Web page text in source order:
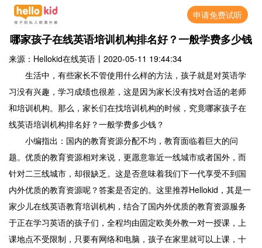
申请免费试听
哪家孩子在线英语培训机构排名好？一般学费多少钱
来源：Hellokid在线英语 丨 2020-05-11 19:44:34
生活中，有些家长不管使用什么样的方法，孩子就是对英语学
习没有兴趣，学习成绩也很差，这是因为家长没有找对合适的老师
和培训机构。那么，家长们在找培训机构的时候，究竟哪家孩子在
线英语培训机构排名好？一般学费多少钱？
小编指出：国内的教育资源分配不均，教育面临着巨大的问
题。优质的教育资源相对来说，更愿意靠近一线城市或者国外，而
针对二三线城市，却很缺乏。这是否意味着我们下一代享受不到国
内外优质的教育资源呢？答案是否定的。这里推荐Hellokid，其是一
家少儿在线英语教育培训机构，结合了国内外优质的教育资源服务
于正在学习英语的孩子们，全程均由固定欧美外教一对一授课，上
课地点不受限制，只要有网络和电脑，孩子在家里就可以上课，十